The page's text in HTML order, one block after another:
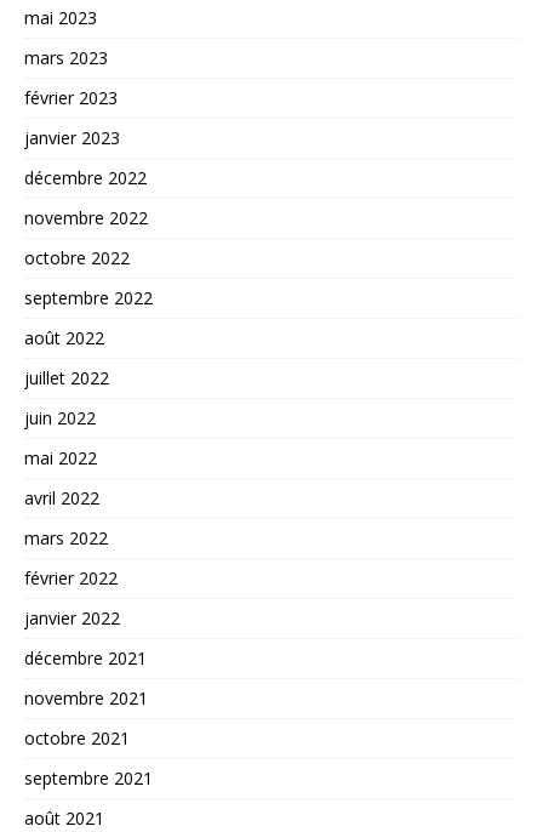
mai 2023
mars 2023
février 2023
janvier 2023
décembre 2022
novembre 2022
octobre 2022
septembre 2022
août 2022
juillet 2022
juin 2022
mai 2022
avril 2022
mars 2022
février 2022
janvier 2022
décembre 2021
novembre 2021
octobre 2021
septembre 2021
août 2021